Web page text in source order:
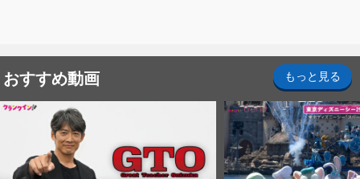
おすすめ動画 もっと見る